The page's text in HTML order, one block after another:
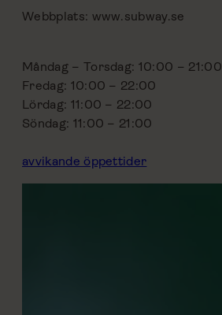
Webbplats: www.subway.se
Måndag – Torsdag: 10:00 – 21:00
Fredag: 10:00 – 22:00
Lördag: 11:00 – 22:00
Söndag: 11:00 – 21:00
avvikande öppettider